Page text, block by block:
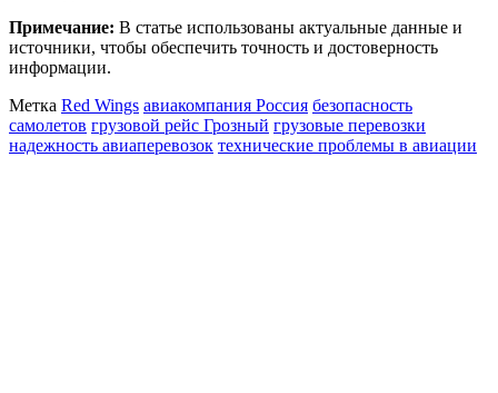
Примечание: В статье использованы актуальные данные и
источники, чтобы обеспечить точность и достоверность
информации.
Метка Red Wings авиакомпания Россия безопасность
самолетов грузовой рейс Грозный грузовые перевозки
надежность авиаперевозок технические проблемы в авиации